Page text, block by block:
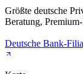
Größte deutsche
Beratung,
Deutsche Bank-